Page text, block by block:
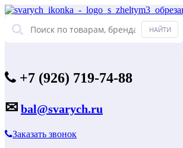
+7 (926) 719-74-88
✉ bal@svarych.ru
Заказать звонок